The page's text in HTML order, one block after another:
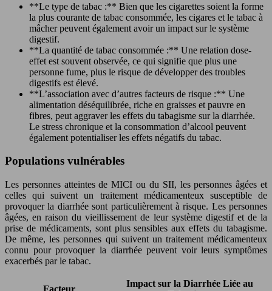
**Le type de tabac :** Bien que les cigarettes soient la forme
la plus courante de tabac consommée, les cigares et le tabac à
mâcher peuvent également avoir un impact sur le système
digestif.
**La quantité de tabac consommée :** Une relation dose-
effet est souvent observée, ce qui signifie que plus une
personne fume, plus le risque de développer des troubles
digestifs est élevé.
**L’association avec d’autres facteurs de risque :** Une
alimentation déséquilibrée, riche en graisses et pauvre en
fibres, peut aggraver les effets du tabagisme sur la diarrhée.
Le stress chronique et la consommation d’alcool peuvent
également potentialiser les effets négatifs du tabac.
Populations vulnérables
Les personnes atteintes de MICI ou du SII, les personnes âgées et
celles qui suivent un traitement médicamenteux susceptible de
provoquer la diarrhée sont particulièrement à risque. Les personnes
âgées, en raison du vieillissement de leur système digestif et de la
prise de médicaments, sont plus sensibles aux effets du tabagisme.
De même, les personnes qui suivent un traitement médicamenteux
connu pour provoquer la diarrhée peuvent voir leurs symptômes
exacerbés par le tabac.
Impact sur la Diarrhée Liée au